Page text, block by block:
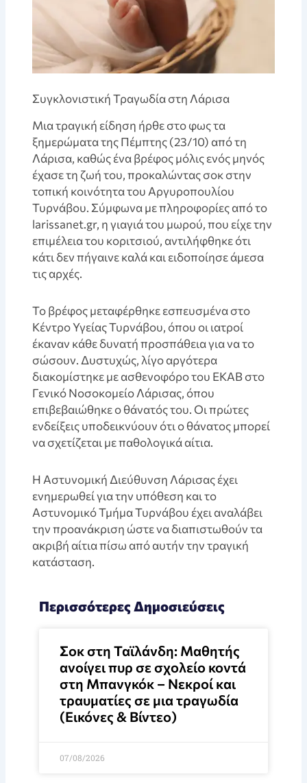
Συγκλονιστική Τραγωδία στη Λάρισα
Μια τραγική είδηση ήρθε στο φως τα
ξημερώματα της Πέμπτης (23/10) από τη
Λάρισα, καθώς ένα βρέφος μόλις ενός μηνός
έχασε τη ζωή του, προκαλώντας σοκ στην
τοπική κοινότητα του Αργυροπουλίου
Τυρνάβου. Σύμφωνα με πληροφορίες από το
larissanet.gr, η γιαγιά του μωρού, που είχε την
επιμέλεια του κοριτσιού, αντιλήφθηκε ότι
κάτι δεν πήγαινε καλά και ειδοποίησε άμεσα
τις αρχές.
Το βρέφος μεταφέρθηκε εσπευσμένα στο
Κέντρο Υγείας Τυρνάβου, όπου οι ιατροί
έκαναν κάθε δυνατή προσπάθεια για να το
σώσουν. Δυστυχώς, λίγο αργότερα
διακομίστηκε με ασθενοφόρο του ΕΚΑΒ στο
Γενικό Νοσοκομείο Λάρισας, όπου
επιβεβαιώθηκε ο θάνατός του. Οι πρώτες
ενδείξεις υποδεικνύουν ότι ο θάνατος μπορεί
να σχετίζεται με παθολογικά αίτια.
Η Αστυνομική Διεύθυνση Λάρισας έχει
ενημερωθεί για την υπόθεση και το
Αστυνομικό Τμήμα Τυρνάβου έχει αναλάβει
την προανάκριση ώστε να διαπιστωθούν τα
ακριβή αίτια πίσω από αυτήν την τραγική
κατάσταση.
Περισσότερες Δημοσιεύσεις
Σοκ στη Ταϊλάνδη: Μαθητής
ανοίγει πυρ σε σχολείο κοντά
στη Μπανγκόκ – Νεκροί και
τραυματίες σε μια τραγωδία
(Εικόνες & Βίντεο)
07/08/2026